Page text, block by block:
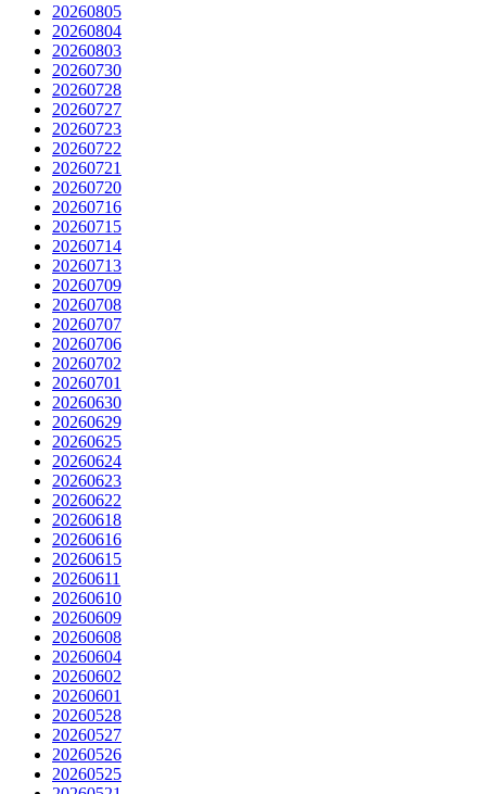
20260805
20260804
20260803
20260730
20260728
20260727
20260723
20260722
20260721
20260720
20260716
20260715
20260714
20260713
20260709
20260708
20260707
20260706
20260702
20260701
20260630
20260629
20260625
20260624
20260623
20260622
20260618
20260616
20260615
20260611
20260610
20260609
20260608
20260604
20260602
20260601
20260528
20260527
20260526
20260525